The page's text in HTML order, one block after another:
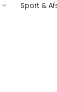
Sport &